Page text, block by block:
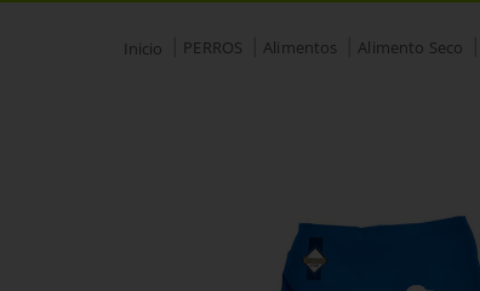
PERROS Alimentos Alimento Seco